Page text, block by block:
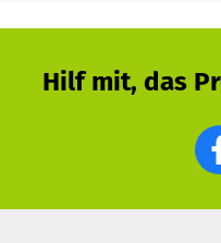
Hilf mit, das